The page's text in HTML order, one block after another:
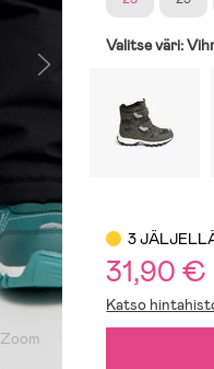
Zoom
Valitse väri:
3
31,90 €
Katso